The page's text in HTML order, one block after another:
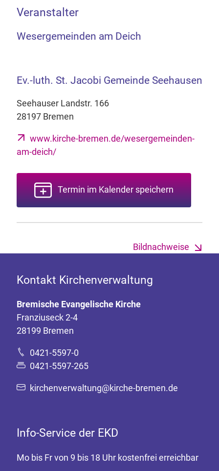
Veranstalter
Wesergemeinden am Deich
Ev.-luth. St. Jacobi Gemeinde Seehausen
Seehauser Landstr. 166
28197 Bremen
www.kirche-bremen.de/wesergemeinden-
am-deich/
Termin im Kalender speichern
Bildnachweise
Kontakt Kirchenverwaltung
Bremische Evangelische Kirche
Franziuseck 2-4
28199 Bremen
0421-5597-0
0421-5597-265
kirchenverwaltung@kirche-bremen.de
Info-Service der EKD
Mo bis Fr von 9 bis 18 Uhr kostenfrei erreichbar